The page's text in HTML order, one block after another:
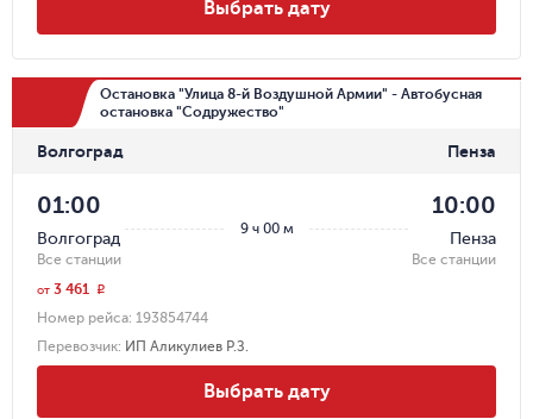
Выбрать дату
Остановка "Улица 8-й Воздушной Армии" - Автобусная
остановка "Содружество"
Волгоград Пенза
9 ч 00 м
01:00
Волгоград
Все станции
10:00
Пенза
Все станции
Номер рейса: 193854744
Перевозчик: ИП Аликулиев Р.З.
от 3 461 r
Выбрать дату